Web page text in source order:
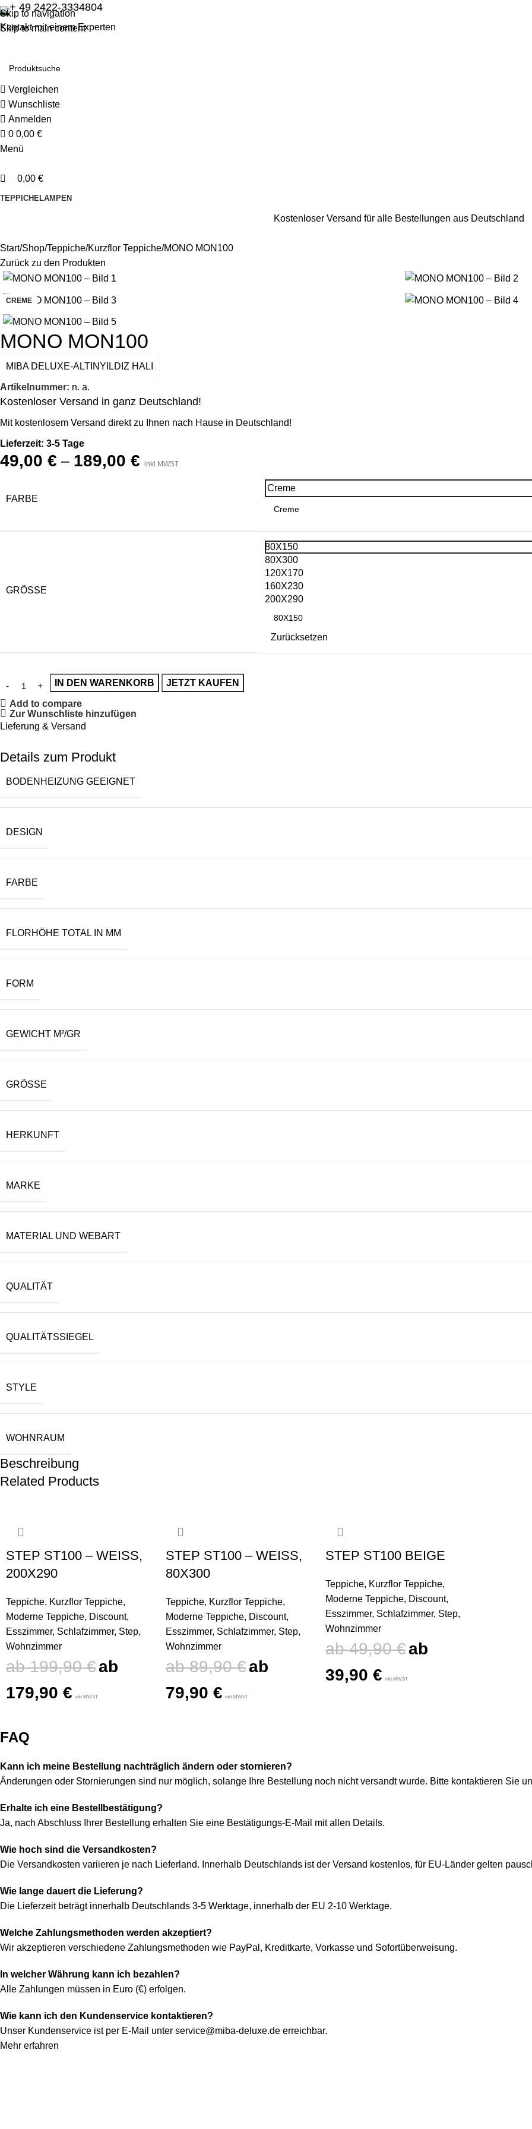
Skip to navigation
Skip to main content
+ 49 2422-3334804
Kontakt mit einem Experten
Vergleichen
Wunschliste
Anmelden
0 0,00 €
Menü
0,00 €
TEPPICHELAMPEN
Kostenloser Versand für alle Bestellungen aus Deutschland
Start Shop Teppiche Kurzflor Teppiche MONO MON100
Zurück zu den Produkten
CREME
MONO MON100
MIBA DELUXE-ALTINYILDIZ HALI
Artikelnummer: n. a.
Kostenloser Versand in ganz Deutschland!
Mit kostenlosem Versand direkt zu Ihnen nach Hause in Deutschland!
Lieferzeit: 3-5 Tage
49,00 € – 189,00 € inkl.MWST
FARBE
Creme
GRÖSSE
80X150
80X300
120X170
160X230
200X290
Zurücksetzen
IN DEN WARENKORB JETZT KAUFEN
Add to compare
Zur Wunschliste hinzufügen
Lieferung & Versand
Details zum Produkt
BODENHEIZUNG GEEIGNET
DESIGN
FARBE
FLORHÖHE TOTAL IN MM
FORM
GEWICHT M²/GR
GRÖSSE
HERKUNFT
MARKE
MATERIAL UND WEBART
QUALITÄT
QUALITÄTSSIEGEL
STYLE
WOHNRAUM
Beschreibung
Related Products
STEP ST100 – WEISS,
200X290
Teppiche, Kurzflor Teppiche,
Moderne Teppiche, Discount,
Esszimmer, Schlafzimmer, Step,
Wohnzimmer
199,90€
179,90 € inkl.MWST
STEP ST100 – WEISS,
80X300
Teppiche, Kurzflor Teppiche,
Moderne Teppiche, Discount,
Esszimmer, Schlafzimmer, Step,
Wohnzimmer
89,90€
79,90 € inkl.MWST
STEP ST100 BEIGE
Teppiche, Kurzflor Teppiche,
Moderne Teppiche, Discount,
Esszimmer, Schlafzimmer, Step,
Wohnzimmer
49,90€
39,90 € inkl.MWST
FAQ
Kann ich meine Bestellung nachträglich ändern oder stornieren?
Änderungen oder Stornierungen sind nur möglich, solange Ihre Bestellung noch nicht versandt wurde. Bitte kontaktieren Sie
Erhalte ich eine Bestellbestätigung?
Ja, nach Abschluss Ihrer Bestellung erhalten Sie eine Bestätigungs-E-Mail mit allen Details.
Wie hoch sind die Versandkosten?
Die Versandkosten variieren je nach Lieferland. Innerhalb Deutschlands ist der Versand kostenlos, für EU-Länder gelten
Wie lange dauert die Lieferung?
Die Lieferzeit beträgt innerhalb Deutschlands 3-5 Werktage, innerhalb der EU 2-10 Werktage.
Welche Zahlungsmethoden werden akzeptiert?
Wir akzeptieren verschiedene Zahlungsmethoden wie PayPal, Kreditkarte, Vorkasse und Sofortüberweisung.
In welcher Währung kann ich bezahlen?
Alle Zahlungen müssen in Euro (€) erfolgen.
Wie kann ich den Kundenservice kontaktieren?
Unser Kundenservice ist per E-Mail unter service@miba-deluxe.de erreichbar.
Mehr erfahren